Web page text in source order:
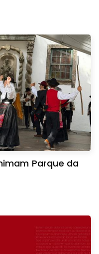
Parque da